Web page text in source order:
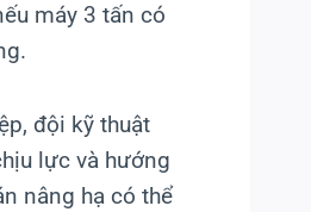
máy 3 tấn có
đội kỹ thuật
lực và hướng
nâng hạ có thể